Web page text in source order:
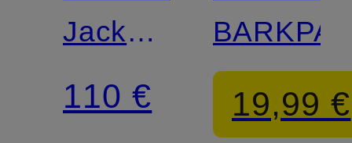
Jacke
M
EVERHIKE
110 € 19,99 €